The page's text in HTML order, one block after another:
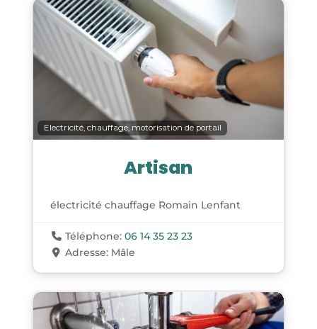
Electricité, chauffage, motorisation de portail
Artisan
électricité chauffage Romain Lenfant
Téléphone:06 14 35 23 23
Adresse: Mâle